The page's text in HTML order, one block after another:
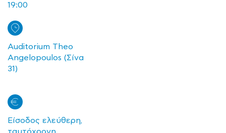
19:00
Αuditorium Theo
Angelopoulos (Σίνα
31)
Είσοδος ελεύθερη,